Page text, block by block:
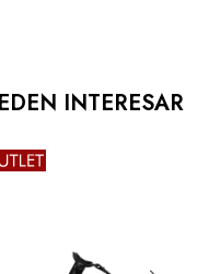
INTERESAR